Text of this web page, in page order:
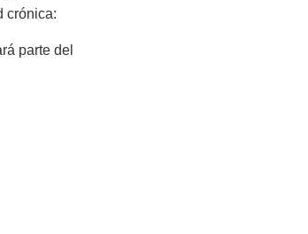
crónica:
parte del